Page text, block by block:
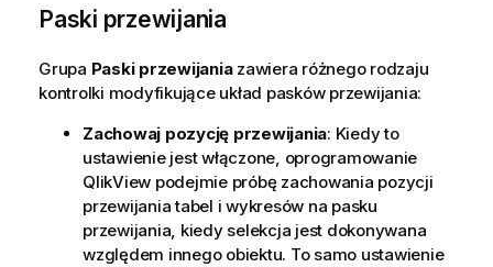
Paski przewijania
Grupa Paski przewijaniazawiera różnego rodzaju
kontrolki modyfikujące układ pasków przewijania:
Zachowaj pozycję przewijania: Kiedy to
ustawienie jest włączone, oprogramowanie
QlikView podejmie próbę zachowania pozycji
przewijania tabel i wykresów na pasku
przewijania, kiedy selekcja jest dokonywana
względem innego obiektu. To samo ustawienie